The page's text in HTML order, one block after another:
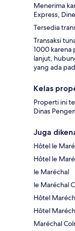
Menerima
Express,
Tersedia
Transaksi
1000 karena
lanjut,
yang ada
Kelas
Properti ini
Dinas
Juga
Hôtel le
Hôtel le
le Maréchal
le Maréchal
Hôtel
Hôtel
Maréchal